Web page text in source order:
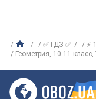
✅ ГДЗ ✅ ⚡
Геометрия, 10-11